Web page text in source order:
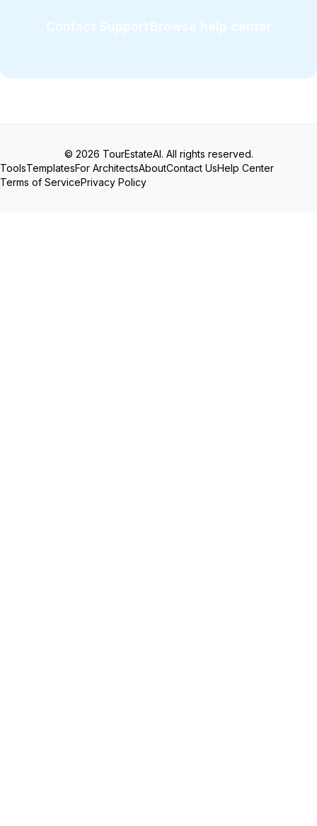
Contact SupportBrowse help center
© 2026 TourEstateAI. All rights reserved.
ToolsTemplatesFor ArchitectsAboutContact UsHelp Center
Terms of ServicePrivacy Policy